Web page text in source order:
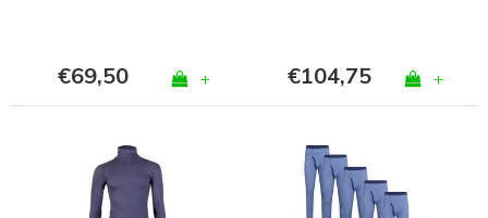
€69,50 + €104,75 +